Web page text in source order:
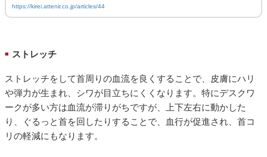
https://kirei.attenir.co.jp/articles/44
■ ストレッチ
ストレッチをして首周りの血流を良くすることで、皮膚にハリ
や弾力が生まれ、シワが目立ちにくくなります。特にデスクワ
ークが多い方は血流が滞りがちですが、上下左右に動かした
り、ぐるっと首を回したりすることで、血行が促進され、首コ
リの軽減にもなります。